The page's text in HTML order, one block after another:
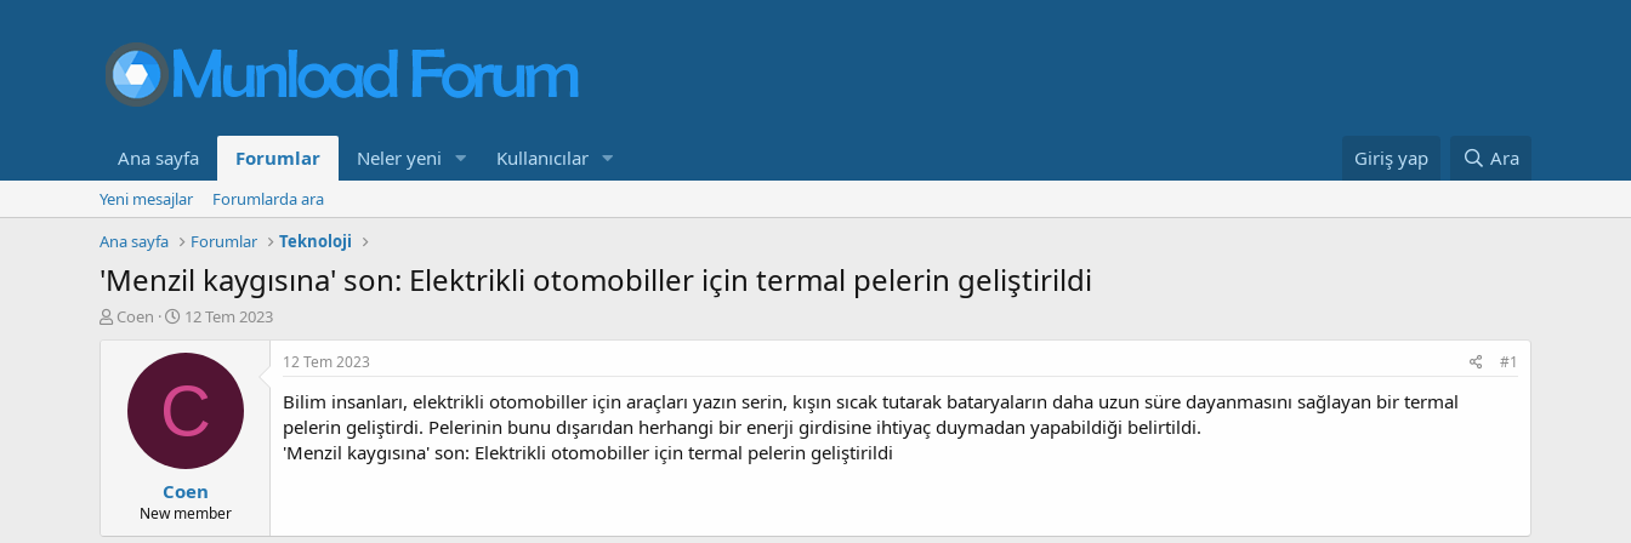
Ana sayfa Forumlar Neler yeni Kullanıcılar Giriş yap Ara
Yeni mesajlar
Forumlarda ara
Ana sayfa
Forumlar Teknoloji
'Menzil kaygısına' son: Elektrikli otomobiller için termal pelerin geliştirildi
K
l
Coen
B
ş
l
ı
ç
t
a
12 Tem 2023
C
Coen
New member
12 Tem 2023 #1
Bilim insanları, elektrikli otomobiller için araçları yazın serin, kışın sıcak tutarak bataryaların daha uzun süre dayanmasını sağlayan bir termal
pelerin geliştirdi. Pelerinin bunu dışarıdan herhangi bir enerji girdisine ihtiyaç duymadan yapabildiği belirtildi.
'Menzil kaygısına' son: Elektrikli otomobiller için termal pelerin geliştirildi